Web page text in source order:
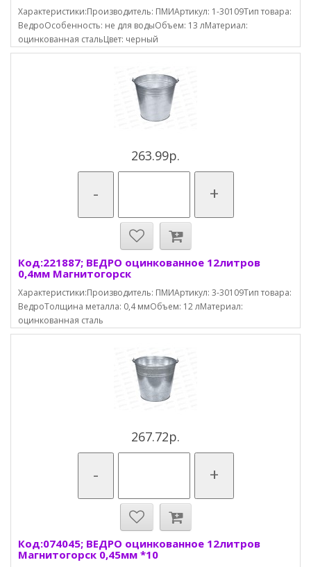
Характеристики:Производитель: ПМИАртикул: 1-30109Тип товара:
ВедроОсобенность: не для водыОбъем: 13 лМатериал:
оцинкованная стальЦвет: черный
263.99р.
- +
Код:221887; ВЕДРО оцинкованное 12литров
0,4мм Магнитогорск
Характеристики:Производитель: ПМИАртикул: 3-30109Тип товара:
ВедроТолщина металла: 0,4 ммОбъем: 12 лМатериал:
оцинкованная сталь
267.72р.
- +
Код:074045; ВЕДРО оцинкованное 12литров
Магнитогорск 0,45мм *10